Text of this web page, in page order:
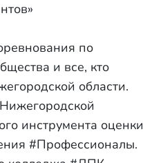
по
и все, кто
области.
инструмента оценки
#Профессионалы.